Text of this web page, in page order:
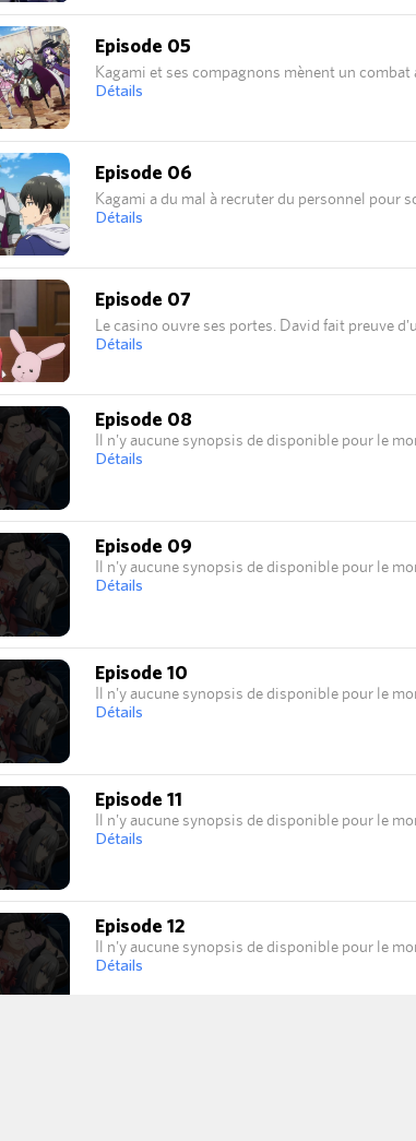
Episode 05
Kagami et ses compagnons mènent un combat
Détails
Episode 06
Kagami a du mal à recruter du personnel pour
Détails
Episode 07
Le casino ouvre ses portes. David fait preuve
Détails
Episode 08
Il n'y aucune synopsis de disponible pour le
Détails
Episode 09
Il n'y aucune synopsis de disponible pour le
Détails
Episode 10
Il n'y aucune synopsis de disponible pour le
Détails
Episode 11
Il n'y aucune synopsis de disponible pour le
Détails
Episode 12
Il n'y aucune synopsis de disponible pour le
Détails